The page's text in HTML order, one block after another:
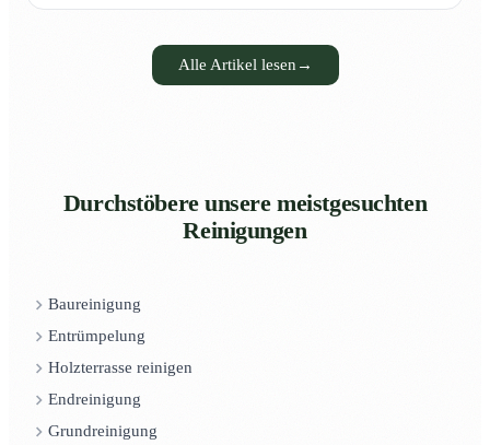
Alle Artikel lesen →
Durchstöbere unsere meistgesuchten
Reinigungen
Baureinigung
Entrümpelung
Holzterrasse reinigen
Endreinigung
Grundreinigung